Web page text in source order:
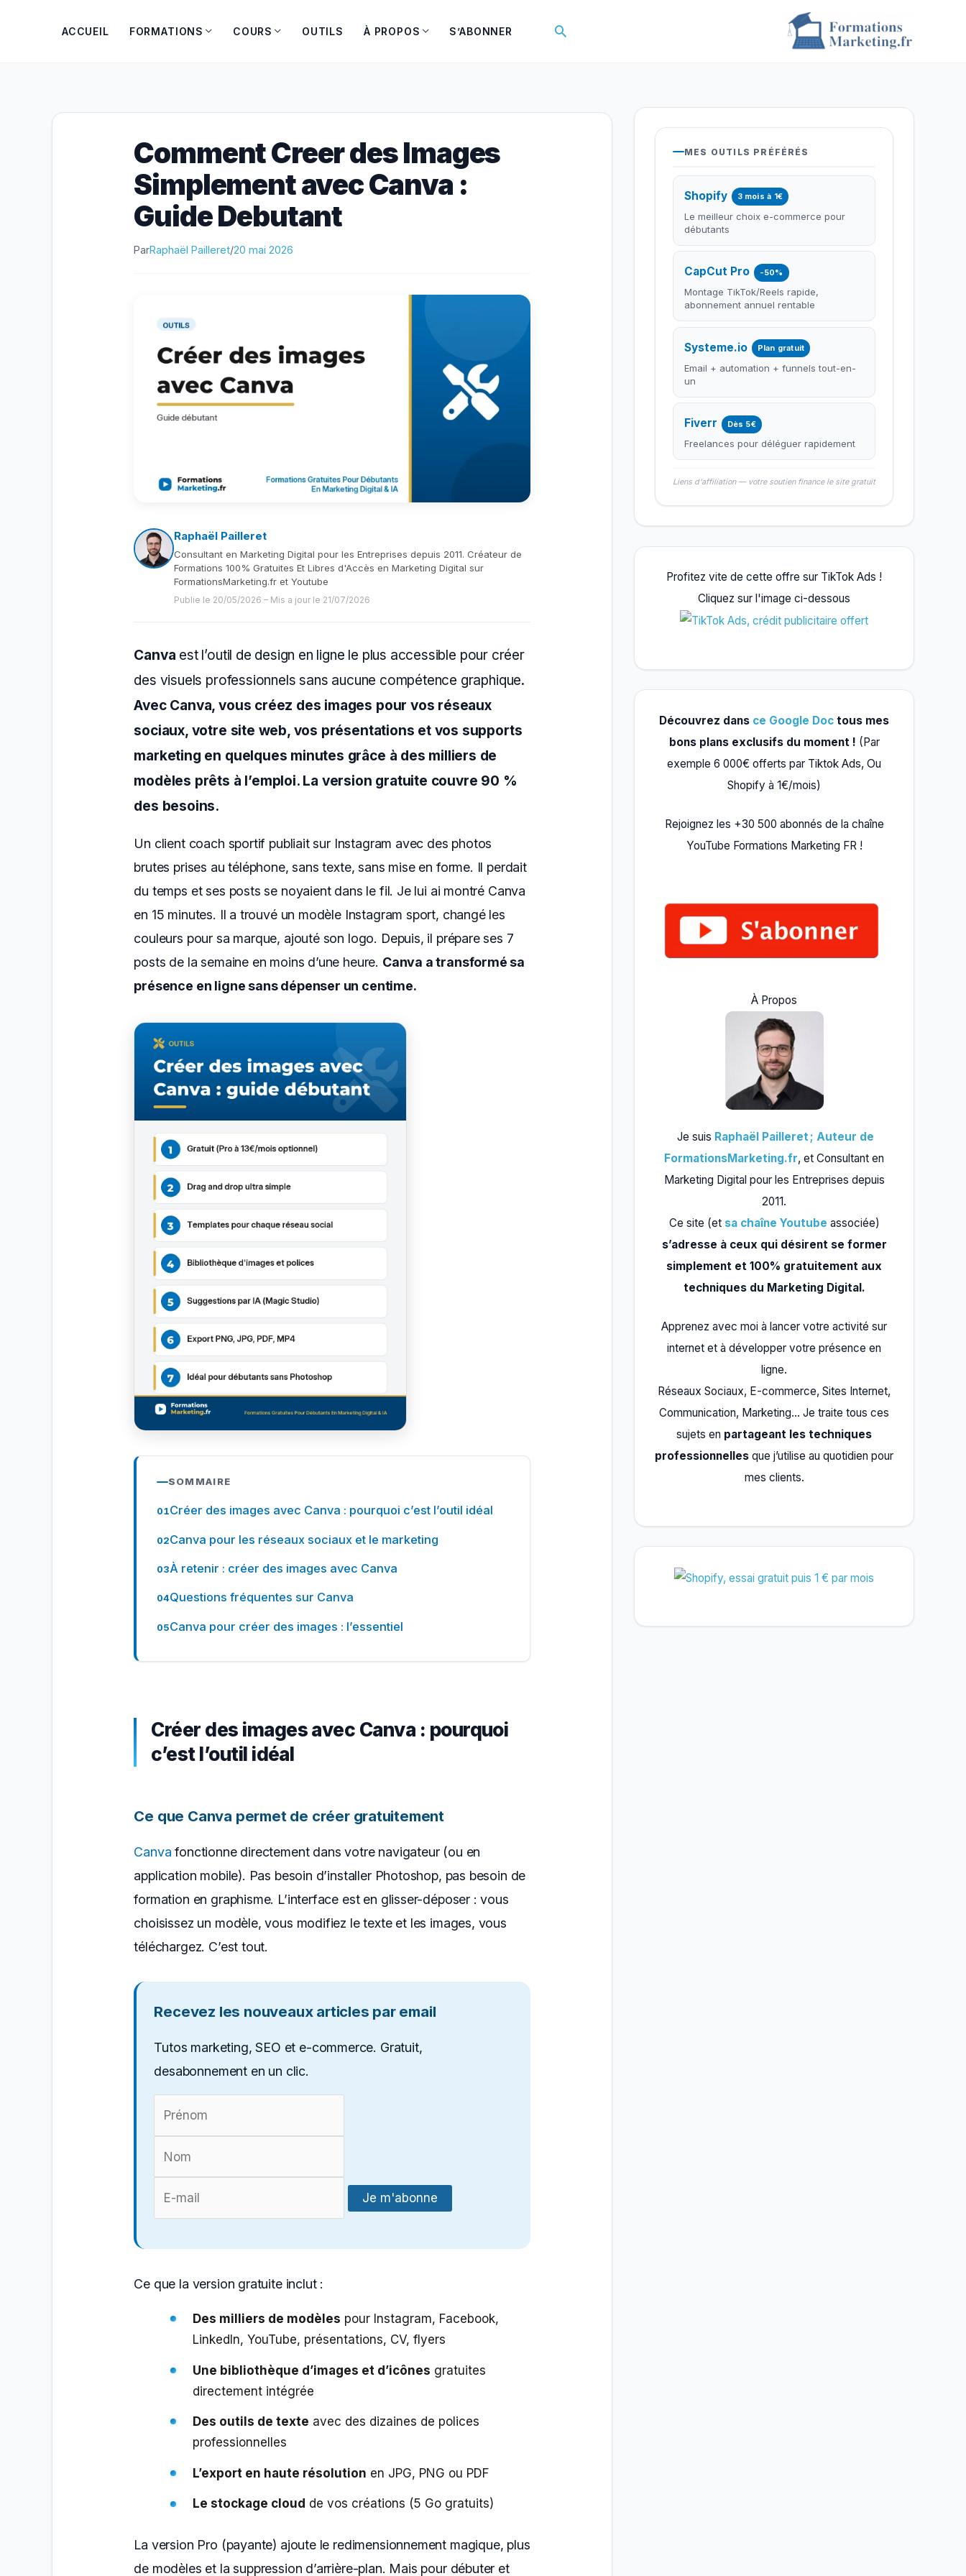
ACCUEIL FORMATIONS COURS OUTILS À PROPOS S’ABONNER Rechercher
Comment Creer des Images
Simplement avec Canva :
Guide Debutant
ParRaphaël Pailleret/20 mai 2026
Raphaël Pailleret
Consultant en Marketing Digital pour les Entreprises depuis 2011. Créateur de
Formations 100% Gratuites Et Libres d'Accès en Marketing Digital sur
FormationsMarketing.fr et Youtube
Publie le 20/05/2026 – Mis a jour le 21/07/2026
Canva est l’outil de design en ligne le plus accessible pour créer
des visuels professionnels sans aucune compétence graphique.
Avec Canva, vous créez des images pour vos réseaux
sociaux, votre site web, vos présentations et vos supports
marketing en quelques minutes grâce à des milliers de
modèles prêts à l’emploi. La version gratuite couvre 90 %
des besoins.
Un client coach sportif publiait sur Instagram avec des photos
brutes prises au téléphone, sans texte, sans mise en forme. Il perdait
du temps et ses posts se noyaient dans le fil. Je lui ai montré Canva
en 15 minutes. Il a trouvé un modèle Instagram sport, changé les
couleurs pour sa marque, ajouté son logo. Depuis, il prépare ses 7
posts de la semaine en moins d’une heure. Canva a transformé sa
présence en ligne sans dépenser un centime.
SOMMAIRE
Créer des images avec Canva : pourquoi c’est l’outil idéal
Canva pour les réseaux sociaux et le marketing
À retenir : créer des images avec Canva
Questions fréquentes sur Canva
Canva pour créer des images : l’essentiel
Créer des images avec Canva : pourquoi
c’est l’outil idéal
Ce que Canva permet de créer gratuitement
Canva fonctionne directement dans votre navigateur (ou en
application mobile). Pas besoin d’installer Photoshop, pas besoin de
formation en graphisme. L’interface est en glisser-déposer : vous
choisissez un modèle, vous modifiez le texte et les images, vous
téléchargez. C’est tout.
Recevez les nouveaux articles par email
Tutos marketing, SEO et e-commerce. Gratuit,
desabonnement en un clic.
Ce que la version gratuite inclut :
Des milliers de modèles pour Instagram, Facebook,
LinkedIn, YouTube, présentations, CV, flyers
Une bibliothèque d’images et d’icônes gratuites
directement intégrée
Des outils de texte avec des dizaines de polices
professionnelles
L’export en haute résolution en JPG, PNG ou PDF
Le stockage cloud de vos créations (5 Go gratuits)
La version Pro (payante) ajoute le redimensionnement magique, plus
de modèles et la suppression d’arrière-plan. Mais pour débuter et
MES OUTILS PRÉFÉRÉS
Shopify 3 mois à 1€
Le meilleur choix e-commerce pour
débutants
CapCut Pro -50%
Montage TikTok/Reels rapide,
abonnement annuel rentable
Systeme.io Plan gratuit
Email + automation + funnels tout-en-
un
Fiverr Dès 5€
Freelances pour déléguer rapidement
Liens d'affiliation — votre soutien finance le site gratuit
Profitez vite de cette offre sur TikTok Ads !
Cliquez sur l'image ci-dessous
Découvrez dans ce Google Doc tous mes
bons plans exclusifs du moment ! (Par
exemple 6 000€ offerts par Tiktok Ads, Ou
Shopify à 1€/mois)
Rejoignez les +30 500 abonnés de la chaîne
YouTube Formations Marketing FR !
À Propos
Je suis Raphaël Pailleret ; Auteur de
FormationsMarketing.fr, et Consultant en
Marketing Digital pour les Entreprises depuis
2011.
Ce site (et sa chaîne Youtube associée)
s’adresse à ceux qui désirent se former
simplement et 100% gratuitement aux
techniques du Marketing Digital.
Apprenez avec moi à lancer votre activité sur
internet et à développer votre présence en
ligne.
Réseaux Sociaux, E-commerce, Sites Internet,
Communication, Marketing… Je traite tous ces
sujets en partageant les techniques
professionnelles que j’utilise au quotidien pour
mes clients.